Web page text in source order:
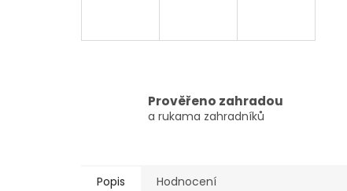
Prověřeno zahradou
a rukama zahradníků
Popis Hodnocení